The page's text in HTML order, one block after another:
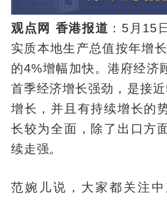
观点网 香港报道 ：5月15
实质本地生产总值按年增
的4%增幅加快。港府经济
首季经济增长强劲，是接
增长，并且有持续增长的
长较为全面，除了出口方
续走强。
范婉儿说，大家都关注